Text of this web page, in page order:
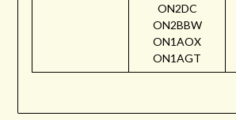
ON2DC
ON2BBW
ON1AOX
ON1AGT